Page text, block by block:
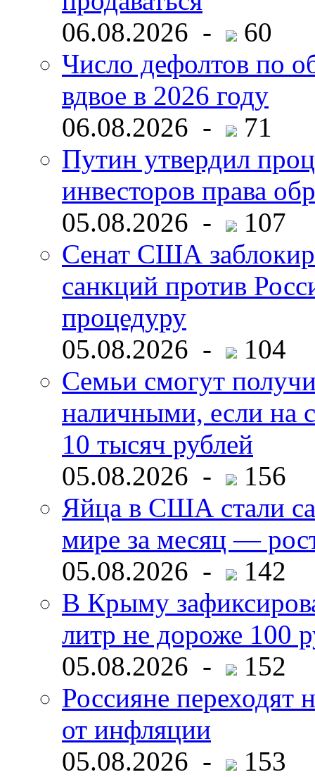
06.08.2026 -
60
Число дефолтов по
вдвое в 2026 году
06.08.2026 -
71
Путин утвердил
инвесторов права
05.08.2026 -
107
Сенат США
санкций против
процедуру
05.08.2026 -
104
Семьи смогут
наличными, если на
10 тысяч рублей
05.08.2026 -
156
Яйца в США стали
мире за месяц —
05.08.2026 -
142
В Крыму
литр не дороже 100
05.08.2026 -
152
Россияне переходят
от инфляции
05.08.2026 -
153